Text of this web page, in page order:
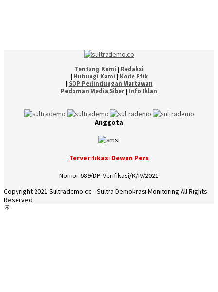
Tentang Kami | Redaksi
| Hubungi Kami | Kode Etik
| SOP Perlindungan Wartawan
Pedoman Media Siber| Info Iklan
Anggota
Terverifikasi Dewan Pers
Nomor 689/DP-Verifikasi/K/IV/2021
Copyright 2021 Sultrademo.co - Sultra Demokrasi Monitoring All Rights
Reserved